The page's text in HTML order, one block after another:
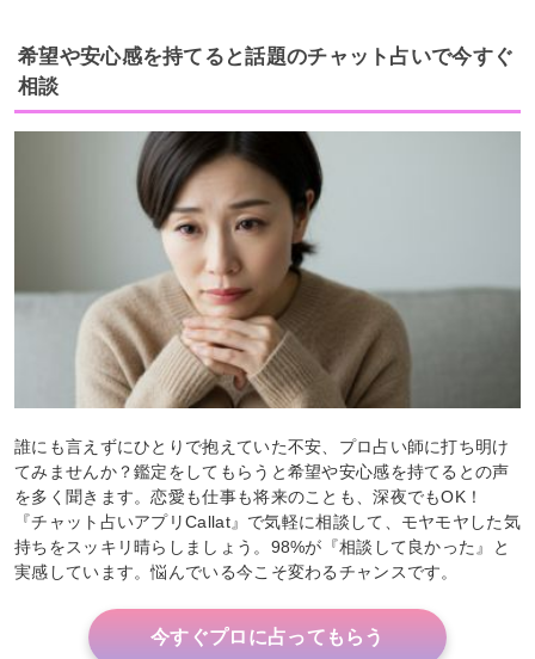
希望や安心感を持てると話題のチャット占いで今すぐ
相談
誰にも言えずにひとりで抱えていた不安、プロ占い師に打ち明け
てみませんか？鑑定をしてもらうと希望や安心感を持てるとの声
を多く聞きます。恋愛も仕事も将来のことも、深夜でもOK！
『チャット占いアプリCallat』で気軽に相談して、モヤモヤした気
持ちをスッキリ晴らしましょう。98%が『相談して良かった』と
実感しています。悩んでいる今こそ変わるチャンスです。
今すぐプロに占ってもらう